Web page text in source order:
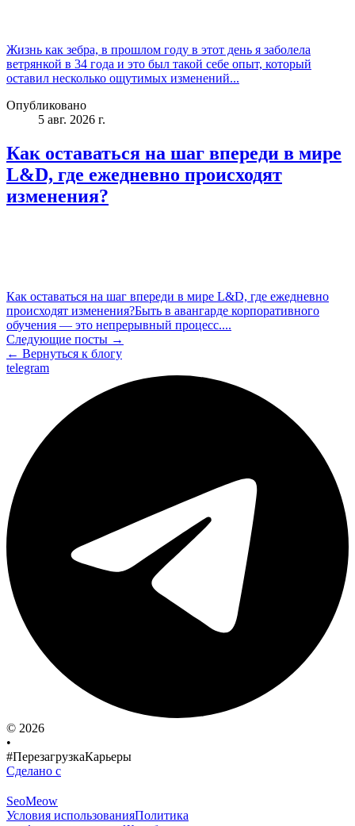
Жизнь как зебра, в прошлом году в этот день я заболела
ветрянкой в 34 года и это был такой себе опыт, который
оставил несколько ощутимых изменений...
Опубликовано
5 авг. 2026 г.
Как оставаться на шаг впереди в мире
L&D, где ежедневно происходят
изменения?
Как оставаться на шаг впереди в мире L&D, где ежедневно
происходят изменения?Быть в авангарде корпоративного
обучения — это непрерывный процесс....
Следующие посты →
← Вернуться к блогу
telegram
© 2026
•
#ПерезагрузкаКарьеры
Сделано с
SeoMeow
Условия использованияПолитика